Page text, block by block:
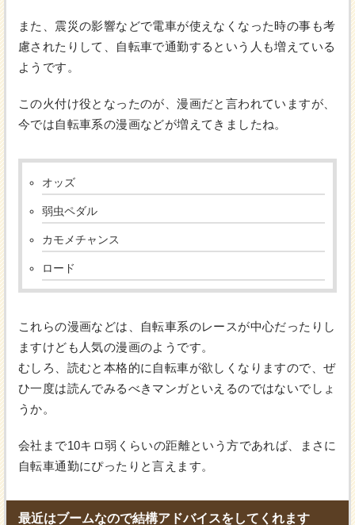
また、震災の影響などで電車が使えなくなった時の事も考
慮されたりして、自転車で通勤するという人も増えている
ようです。
この火付け役となったのが、漫画だと言われていますが、
今では自転車系の漫画などが増えてきましたね。
オッズ
弱虫ペダル
カモメチャンス
ロード
これらの漫画などは、自転車系のレースが中心だったりし
ますけども人気の漫画のようです。
むしろ、読むと本格的に自転車が欲しくなりますので、ぜ
ひ一度は読んでみるべきマンガといえるのではないでしょ
うか。
会社まで10キロ弱くらいの距離という方であれば、まさに
自転車通勤にぴったりと言えます。
最近はブームなので結構アドバイスをしてくれます